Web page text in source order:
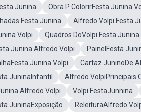
Junina
Obra P ColorirFesta Junina
Festa Junina
Alfredo Volpi Festa
Volpi
Quadros DoVolpi Festa Junina
Junina Alfredo Volpi
PainelFesta
Junina Volpi
Cartaz JuninoDe
JuninaInfantil
Alfredo VolpiPrincipais
Alfredo Volpi
Volpi FestaJunnina
JuninaExposição
ReleituraAlfredo